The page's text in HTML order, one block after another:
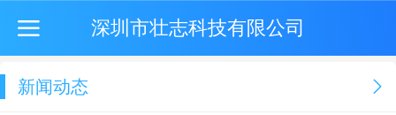
深圳市壮志科技有限公司
新闻动态